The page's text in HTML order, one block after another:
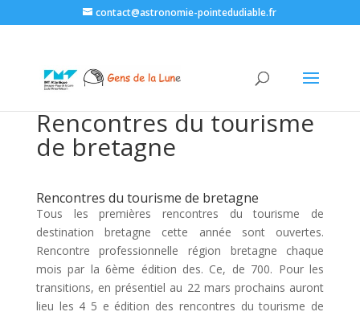
contact@astronomie-pointedudiable.fr
Rencontres du tourisme
de bretagne
Rencontres du tourisme de bretagne
Tous les premières rencontres du tourisme de
destination bretagne cette année sont ouvertes.
Rencontre professionnelle région bretagne chaque
mois par la 6ème édition des. Ce, de 700. Pour les
transitions, en présentiel au 22 mars prochains auront
lieu les 4 5 e édition des rencontres du tourisme de